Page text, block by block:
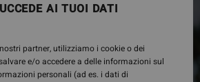
AI TUOI DATI
partner, utilizziamo i cookie o dei
e/o accedere a delle informazioni sul
personali (ad es. i dati di